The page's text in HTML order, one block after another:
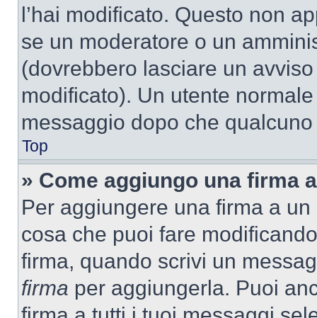
l’hai modificato. Questo non
se un moderatore o un
(dovrebbero lasciare un
modificato). Un utente
messaggio dopo che
Top
» Come aggiungo una firma
Per aggiungere una firma a
cosa che puoi fare
firma, quando scrivi un
firma per aggiungerla. Puoi